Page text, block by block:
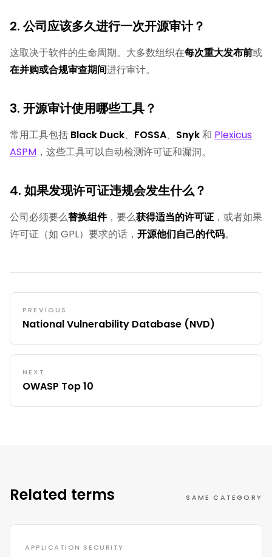
2. 公司应该多久进行一次开源审计？
这取决于软件的生命周期。大多数组织在每次重大发布前或
在并购或合规审查期间进行审计。
3. 开源审计使用哪些工具？
常用工具包括 Black Duck、 FOSSA、 Snyk和 Plexicus
ASPM ，这些工具可以自动检测许可证和漏洞。
4. 如果发现许可证违规会发生什么？
公司必须要么替换组件，要么获得适当的许可证，或者如果
许可证（如 GPL）要求的话， 开源他们自己的代码。
PREVIOUS
National Vulnerability Database (NVD)
NEXT
OWASP Top 10
Related terms SAME CATEGORY
APPLICATION SECURITY